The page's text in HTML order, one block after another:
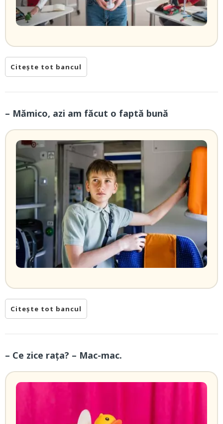
Citește tot bancul
– Mămico, azi am făcut o faptă bună
Citește tot bancul
– Ce zice rața? – Mac-mac.